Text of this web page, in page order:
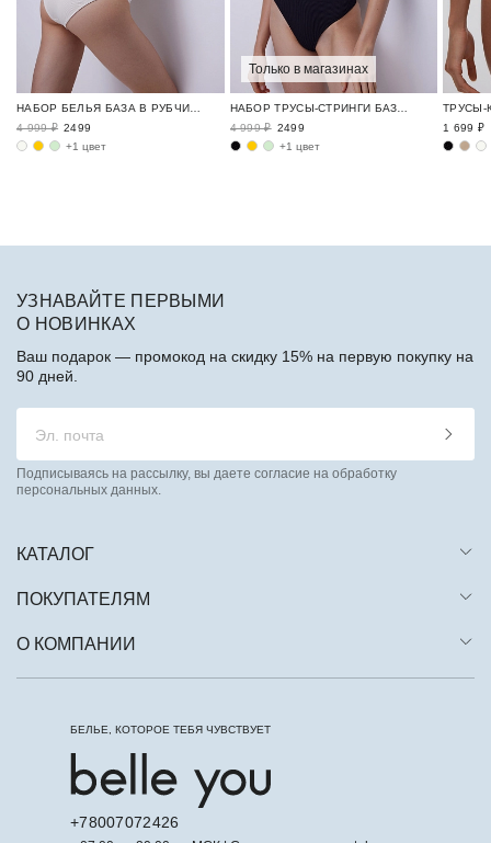
4 999 ₽ 2499
+1 цвет
Только в магазинах
4 999 ₽ 2499
+1 цвет
1 699 ₽
КАТАЛОГ
ПОКУПАТЕЛЯМ
О КОМПАНИИ
УЗНАВАЙТЕ ПЕРВЫМИ
О НОВИНКАХ
Ваш подарок — промокод на скидку 15% на первую покупку на
90 дней.
Подписываясь на рассылку, вы даете согласие на обработку
персональных данных.
БЕЛЬЕ, КОТОРОЕ ТЕБЯ ЧУВСТВУЕТ
+78007072426